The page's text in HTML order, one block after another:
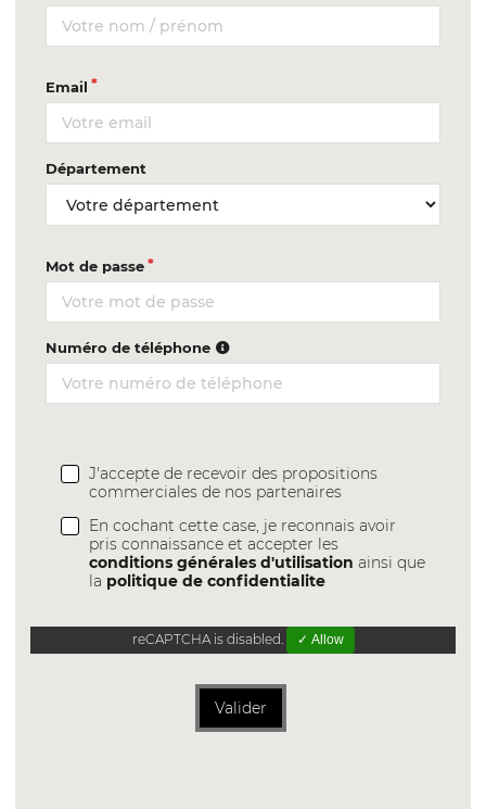
Email
Département
Mot de passe
Numéro de téléphone
J'accepte de recevoir des propositions
commerciales de nos partenaires
En cochant cette case, je reconnais avoir
pris connaissance et accepter les
conditions générales d'utilisation ainsi que
la politique de confidentialite
reCAPTCHA is disabled. ✓ Allow
Valider